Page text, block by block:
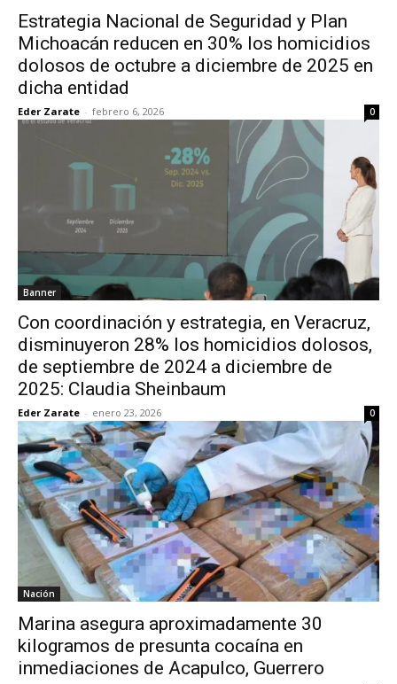
Estrategia Nacional de Seguridad y Plan
Michoacán reducen en 30% los homicidios
dolosos de octubre a diciembre de 2025 en
dicha entidad
Eder Zarate - febrero 6, 2026 0
Banner
Con coordinación y estrategia, en Veracruz,
disminuyeron 28% los homicidios dolosos,
de septiembre de 2024 a diciembre de
2025: Claudia Sheinbaum
Eder Zarate - enero 23, 2026 0
Nación
Marina asegura aproximadamente 30
kilogramos de presunta cocaína en
inmediaciones de Acapulco, Guerrero